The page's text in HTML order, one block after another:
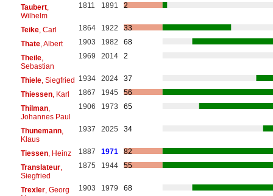
Taubert,
Wilhelm
1811 1891 2
Teike, Carl 1864 1922
33
Thate, Albert 1903 1982
68
Theile,
Sebastian
1969 2014 2
Thiele, Siegfried 1934 2024
37
Thiessen, Karl 1867 1945
56
Thilman,
Johannes Paul
1906 1973 65
Thunemann,
Klaus
1937 2025 34
Tiessen, Heinz 1887 1971
82
Translateur,
Siegfried
1875 1944 55
Trexler, Georg
1903 1979 68